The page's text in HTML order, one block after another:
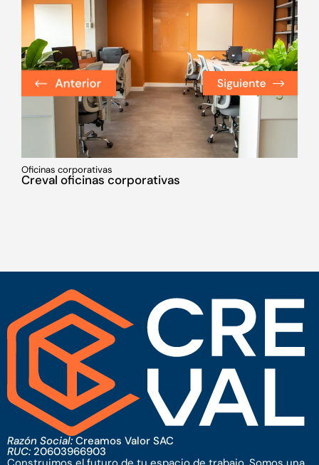
Oficinas corporativas
Creval oficinas corporativas
Razón Social:Creamos Valor SAC
RUC: 20603966903